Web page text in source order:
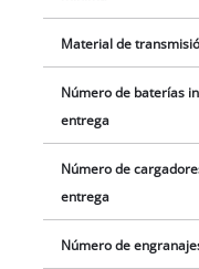
Trabajo óptimo en
integrada. El diseño
un manejo fácil y
atornillador permite
intercambiables. El
suministra con una
rápido en un práctico
juego de brocas de 22
Material de
Número de baterías
entrega
Número de
entrega
Número de